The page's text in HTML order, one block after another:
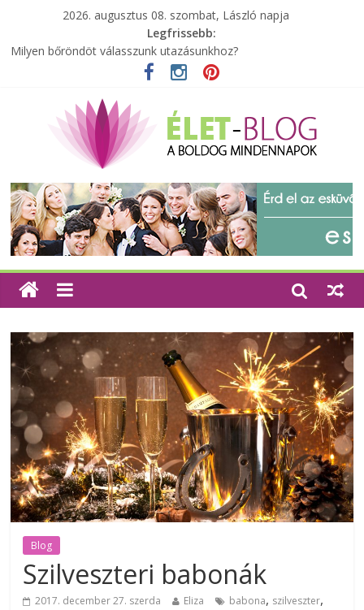
2026. augusztus 08. szombat, László napja
Legfrissebb:
Milyen bőröndöt válasszunk utazásunkhoz?
Elérhető zöld energia mindenki számára
Különleges tömörfa ládák Indiából
A zöld forradalom: A mosó- és parfümtermékek környezetbarát
szempontjainak erősítése
Blog
Szilveszteri babonák
2017. december 27. szerda Eliza babona, szilveszter,